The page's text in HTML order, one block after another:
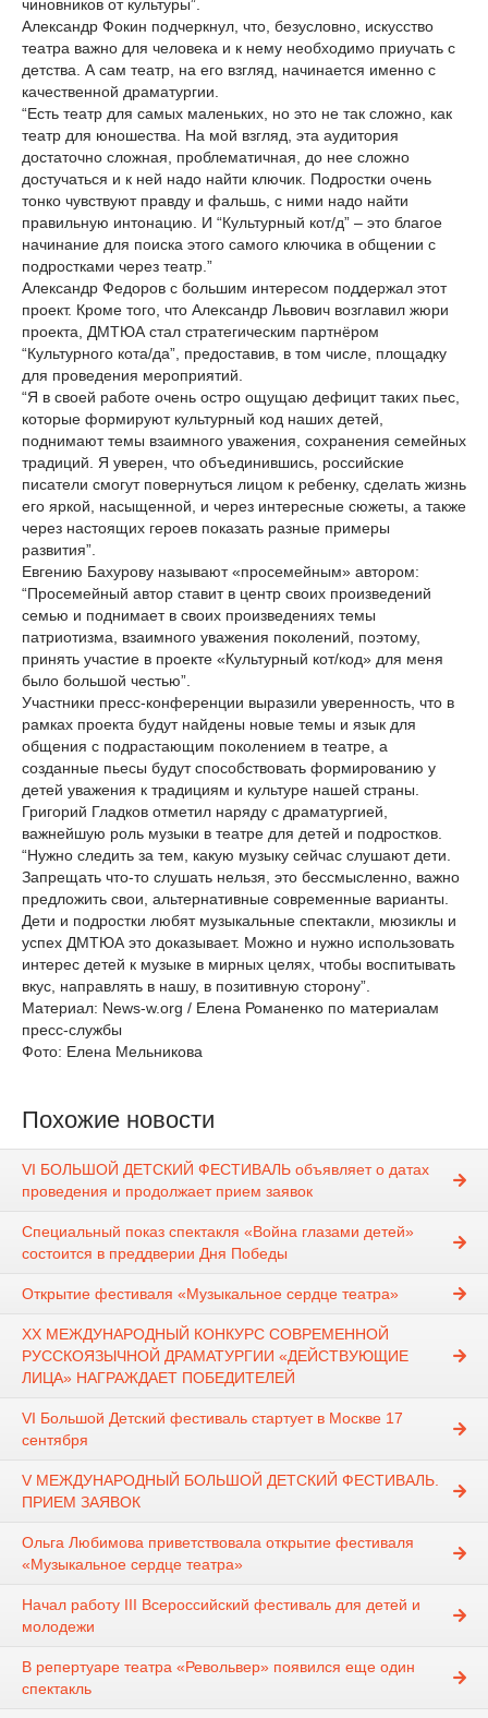
чиновников от культуры”.
Александр Фокин подчеркнул, что, безусловно, искусство
театра важно для человека и к нему необходимо приучать с
детства. А сам театр, на его взгляд, начинается именно с
качественной драматургии.
“Есть театр для самых маленьких, но это не так сложно, как
театр для юношества. На мой взгляд, эта аудитория
достаточно сложная, проблематичная, до нее сложно
достучаться и к ней надо найти ключик. Подростки очень
тонко чувствуют правду и фальшь, с ними надо найти
правильную интонацию. И “Культурный кот/д” – это благое
начинание для поиска этого самого ключика в общении с
подростками через театр.”
Александр Федоров с большим интересом поддержал этот
проект. Кроме того, что Александр Львович возглавил жюри
проекта, ДМТЮА стал стратегическим партнёром
“Культурного кота/да”, предоставив, в том числе, площадку
для проведения мероприятий.
“Я в своей работе очень остро ощущаю дефицит таких пьес,
которые формируют культурный код наших детей,
поднимают темы взаимного уважения, сохранения семейных
традиций. Я уверен, что объединившись, российские
писатели смогут повернуться лицом к ребенку, сделать жизнь
его яркой, насыщенной, и через интересные сюжеты, а также
через настоящих героев показать разные примеры
развития”.
Евгению Бахурову называют «просемейным» автором:
“Просемейный автор ставит в центр своих произведений
семью и поднимает в своих произведениях темы
патриотизма, взаимного уважения поколений, поэтому,
принять участие в проекте «Культурный кот/код» для меня
было большой честью”.
Участники пресс-конференции выразили уверенность, что в
рамках проекта будут найдены новые темы и язык для
общения с подрастающим поколением в театре, а
созданные пьесы будут способствовать формированию у
детей уважения к традициям и культуре нашей страны.
Григорий Гладков отметил наряду с драматургией,
важнейшую роль музыки в театре для детей и подростков.
“Нужно следить за тем, какую музыку сейчас слушают дети.
Запрещать что-то слушать нельзя, это бессмысленно, важно
предложить свои, альтернативные современные варианты.
Дети и подростки любят музыкальные спектакли, мюзиклы и
успех ДМТЮА это доказывает. Можно и нужно использовать
интерес детей к музыке в мирных целях, чтобы воспитывать
вкус, направлять в нашу, в позитивную сторону”.
Материал: News-w.org / Елена Романенко по материалам
пресс-службы
Фото: Елена Мельникова
Похожие новости
VI БОЛЬШОЙ ДЕТСКИЙ ФЕСТИВАЛЬ объявляет о датах
проведения и продолжает прием заявок
Специальный показ спектакля «Война глазами детей»
состоится в преддверии Дня Победы
Открытие фестиваля «Музыкальное сердце театра»
XX МЕЖДУНАРОДНЫЙ КОНКУРС СОВРЕМЕННОЙ
РУССКОЯЗЫЧНОЙ ДРАМАТУРГИИ «ДЕЙСТВУЮЩИЕ
ЛИЦА» НАГРАЖДАЕТ ПОБЕДИТЕЛЕЙ
VI Большой Детский фестиваль стартует в Москве 17
сентября
V МЕЖДУНАРОДНЫЙ БОЛЬШОЙ ДЕТСКИЙ ФЕСТИВАЛЬ.
ПРИЕМ ЗАЯВОК
Ольга Любимова приветствовала открытие фестиваля
«Музыкальное сердце театра»
Начал работу III Всероссийский фестиваль для детей и
молодежи
В репертуаре театра «Револьвер» появился еще один
спектакль